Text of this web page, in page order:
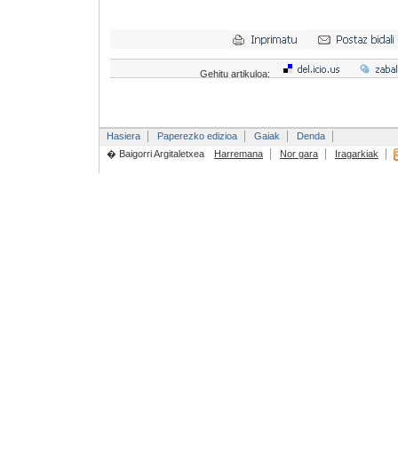
Gehitu artikuloa:
Hasiera Paperezko edizioa Gaiak
Denda
� Baigorri Argitaletxea
Harremana Nor gara Iragarkiak